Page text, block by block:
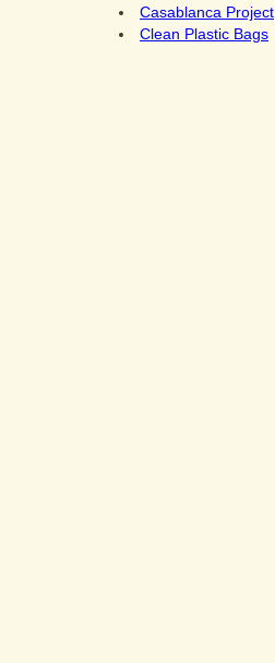
Casablanca Project
Clean Plastic Bags